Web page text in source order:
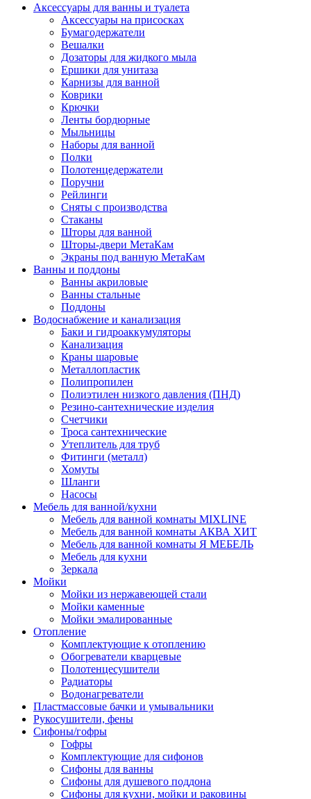
Аксессуары для ванны и туалета
Аксессуары на присосках
Бумагодержатели
Вешалки
Дозаторы для жидкого мыла
Ершики для унитаза
Карнизы для ванной
Коврики
Крючки
Ленты бордюрные
Мыльницы
Наборы для ванной
Полки
Полотенцедержатели
Поручни
Рейлинги
Сняты с производства
Стаканы
Шторы для ванной
Шторы-двери МетаКам
Экраны под ванную МетаКам
Ванны и поддоны
Ванны акриловые
Ванны стальные
Поддоны
Водоснабжение и канализация
Баки и гидроаккумуляторы
Канализация
Краны шаровые
Металлопластик
Полипропилен
Полиэтилен низкого давления (ПНД)
Резино-сантехнические изделия
Счетчики
Троса сантехнические
Утеплитель для труб
Фитинги (металл)
Хомуты
Шланги
Насосы
Мебель для ванной/кухни
Мебель для ванной комнаты MIXLINE
Мебель для ванной комнаты АКВА ХИТ
Мебель для ванной комнаты Я МЕБЕЛЬ
Мебель для кухни
Зеркала
Мойки
Мойки из нержавеющей стали
Мойки каменные
Мойки эмалированные
Отопление
Комплектующие к отоплению
Обогреватели кварцевые
Полотенцесушители
Радиаторы
Водонагреватели
Пластмассовые бачки и умывальники
Рукосушители, фены
Сифоны/гофры
Гофры
Комплектующие для сифонов
Сифоны для ванны
Сифоны для душевого поддона
Сифоны для кухни, мойки и раковины